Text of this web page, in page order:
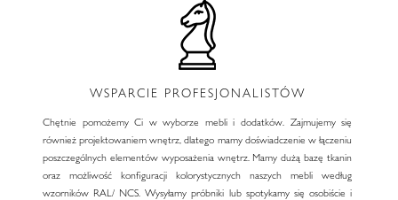
WSPARCIE PROFESJONALISTÓW
Chętnie pomożemy Ci w wyborze mebli i dodatków. Zajmujemy się
również projektowaniem wnętrz, dlatego mamy doświadczenie w łączeniu
poszczególnych elementów wyposażenia wnętrz. Mamy dużą bazę tkanin
oraz możliwość konfiguracji kolorystycznych naszych mebli według
wzorników RAL/ NCS. Wysyłamy próbniki lub spotykamy się osobiście i